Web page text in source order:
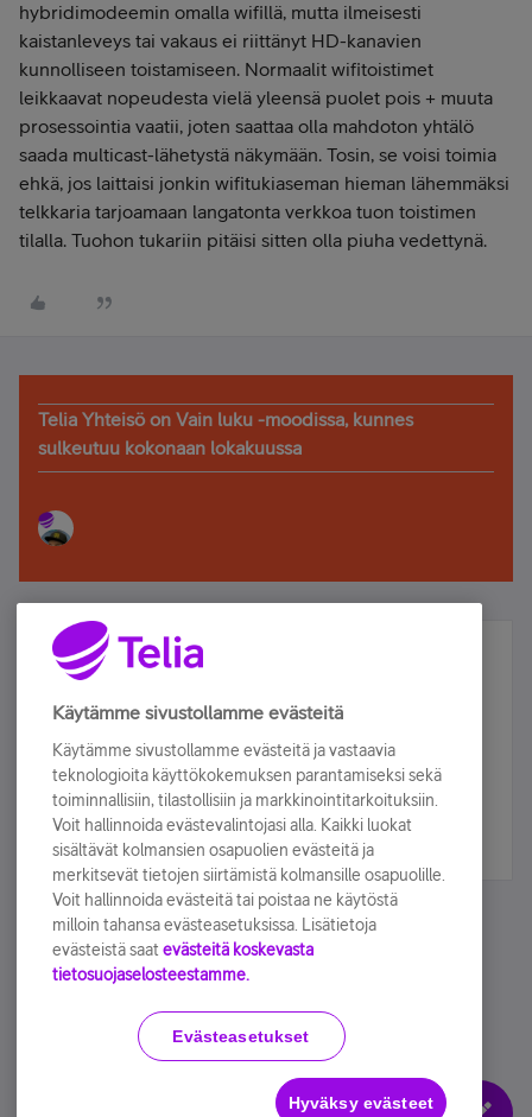
hybridimodeemin omalla wifillä, mutta ilmeisesti
kaistanleveys tai vakaus ei riittänyt HD-kanavien
kunnolliseen toistamiseen. Normaalit wifitoistimet
leikkaavat nopeudesta vielä yleensä puolet pois + muuta
prosessointia vaatii, joten saattaa olla mahdoton yhtälö
saada multicast-lähetystä näkymään. Tosin, se voisi toimia
ehkä, jos laittaisi jonkin wifitukiaseman hieman lähemmäksi
telkkaria tarjoamaan langatonta verkkoa tuon toistimen
tilalla. Tuohon tukariin pitäisi sitten olla piuha vedettynä.
Telia Yhteisö on Vain luku -moodissa, kunnes
sulkeutuu kokonaan lokakuussa
Älä jää paitsi – osallistu ja voita!
Tilaa Telian uutiskirje ja olet mukana arvonnassa.
sähköpostiisi.
Tilaa nyt
Käyttöehdot Accessibility statement
Käytämme sivustollamme evästeitä
Käytämme sivustollamme evästeitä ja vastaavia
teknologioita käyttökokemuksen parantamiseksi sekä
toiminnallisiin, tilastollisiin ja markkinointitarkoituksiin.
Voit hallinnoida evästevalintojasi alla. Kaikki luokat
sisältävät kolmansien osapuolien evästeitä ja
merkitsevät tietojen siirtämistä kolmansille osapuolille.
Voit hallinnoida evästeitä tai poistaa ne käytöstä
milloin tahansa evästeasetuksissa. Lisätietoja
evästeistä saat evästeitä koskevasta
tietosuojaselosteestamme.
Evästeasetukset
Hyväksy evästeet